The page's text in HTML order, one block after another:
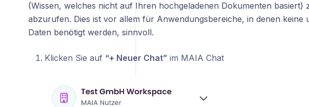
(Wissen, welches nicht auf Ihren hochgeladenen Dokumenten basiert)
abzurufen. Dies ist vor allem für Anwendungsbereiche, in denen keine
Daten benötigt werden, sinnvoll.
Klicken Sie auf “+ Neuer Chat”im MAIA Chat